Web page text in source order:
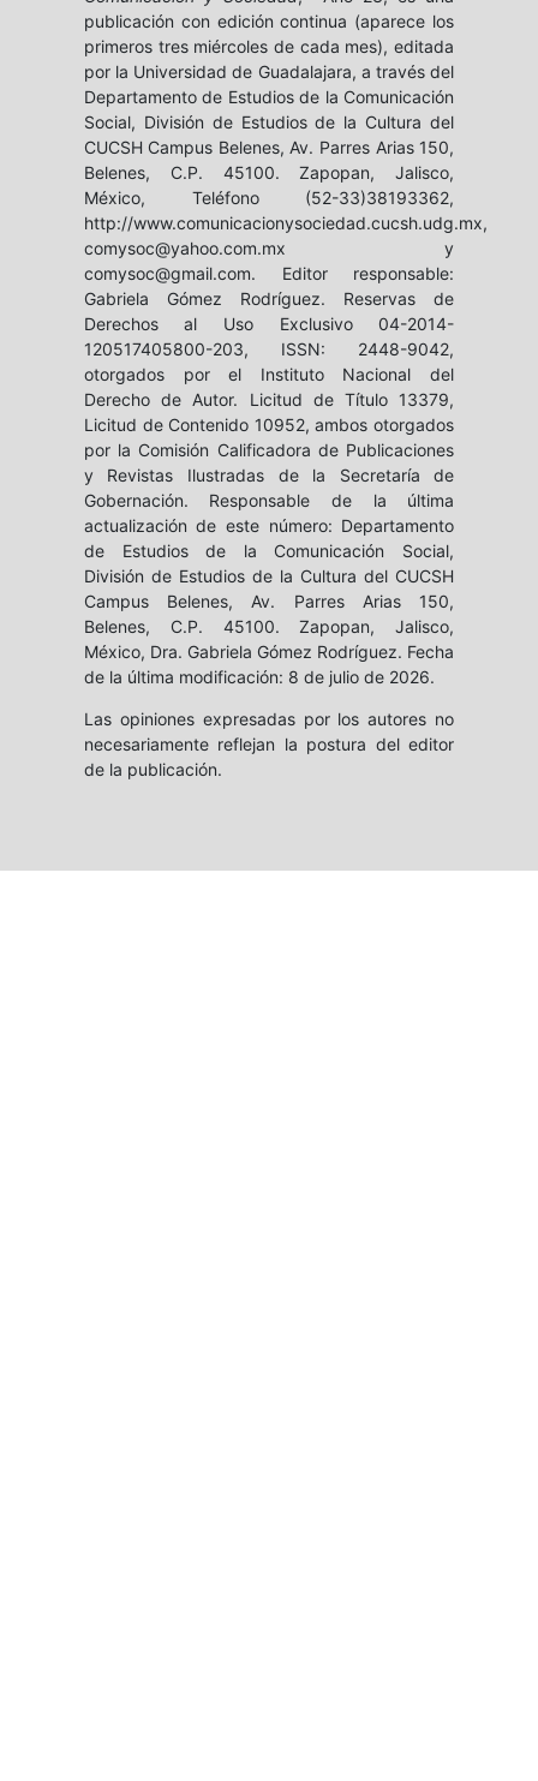
publicación con edición continua (aparece los
primeros tres miércoles de cada mes), editada
por la Universidad de Guadalajara, a través del
Departamento de Estudios de la Comunicación
Social, División de Estudios de la Cultura del
CUCSH Campus Belenes, Av. Parres Arias 150,
Belenes, C.P. 45100. Zapopan, Jalisco,
México, Teléfono (52-33)38193362,
http://www.comunicacionysociedad.cucsh.udg.mx,
comysoc@yahoo.com.mx y
comysoc@gmail.com. Editor responsable:
Gabriela Gómez Rodríguez. Reservas de
Derechos al Uso Exclusivo 04-2014-
120517405800-203, ISSN: 2448-9042,
otorgados por el Instituto Nacional del
Derecho de Autor. Licitud de Título 13379,
Licitud de Contenido 10952, ambos otorgados
por la Comisión Calificadora de Publicaciones
y Revistas Ilustradas de la Secretaría de
Gobernación. Responsable de la última
actualización de este número: Departamento
de Estudios de la Comunicación Social,
División de Estudios de la Cultura del CUCSH
Campus Belenes, Av. Parres Arias 150,
Belenes, C.P. 45100. Zapopan, Jalisco,
México, Dra. Gabriela Gómez Rodríguez. Fecha
de la última modificación: 8 de julio de 2026.
Las opiniones expresadas por los autores no
necesariamente reflejan la postura del editor
de la publicación.